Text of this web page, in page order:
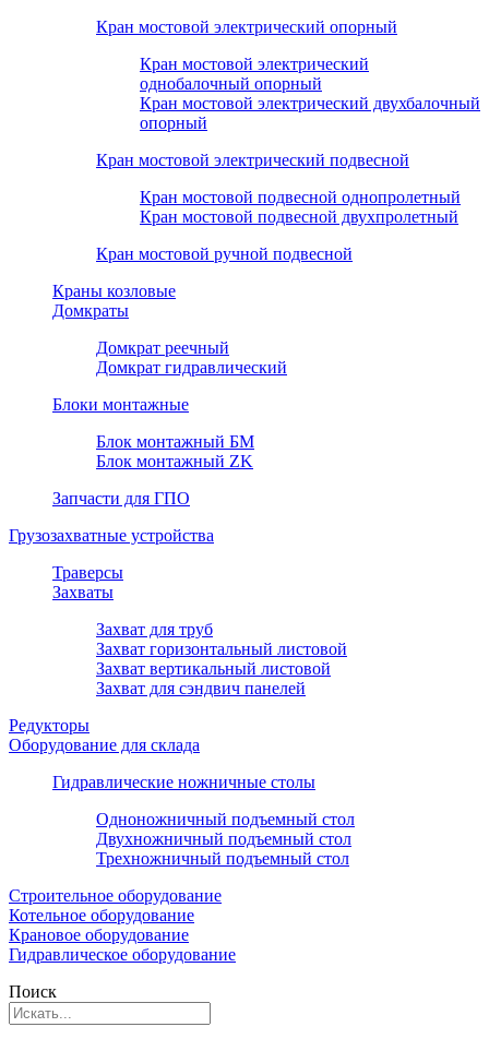
Кран мостовой электрический опорный
Кран мостовой электрический
однобалочный опорный
Кран мостовой электрический двухбалочный
опорный
Кран мостовой электрический подвесной
Кран мостовой подвесной однопролетный
Кран мостовой подвесной двухпролетный
Кран мостовой ручной подвесной
Краны козловые
Домкраты
Домкрат реечный
Домкрат гидравлический
Блоки монтажные
Блок монтажный БМ
Блок монтажный ZK
Запчасти для ГПО
Грузозахватные устройства
Траверсы
Захваты
Захват для труб
Захват горизонтальный листовой
Захват вертикальный листовой
Захват для сэндвич панелей
Редукторы
Оборудование для склада
Гидравлические ножничные столы
Одноножничный подъемный стол
Двухножничный подъемный стол
Трехножничный подъемный стол
Строительное оборудование
Котельное оборудование
Крановое оборудование
Гидравлическое оборудование
Поиск